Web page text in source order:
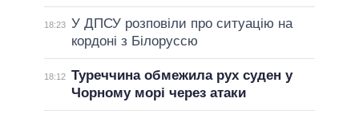
18:23 У ДПСУ розповіли про ситуацію на
кордоні з Білоруссю
18:12 Туреччина обмежила рух суден у
Чорному морі через атаки